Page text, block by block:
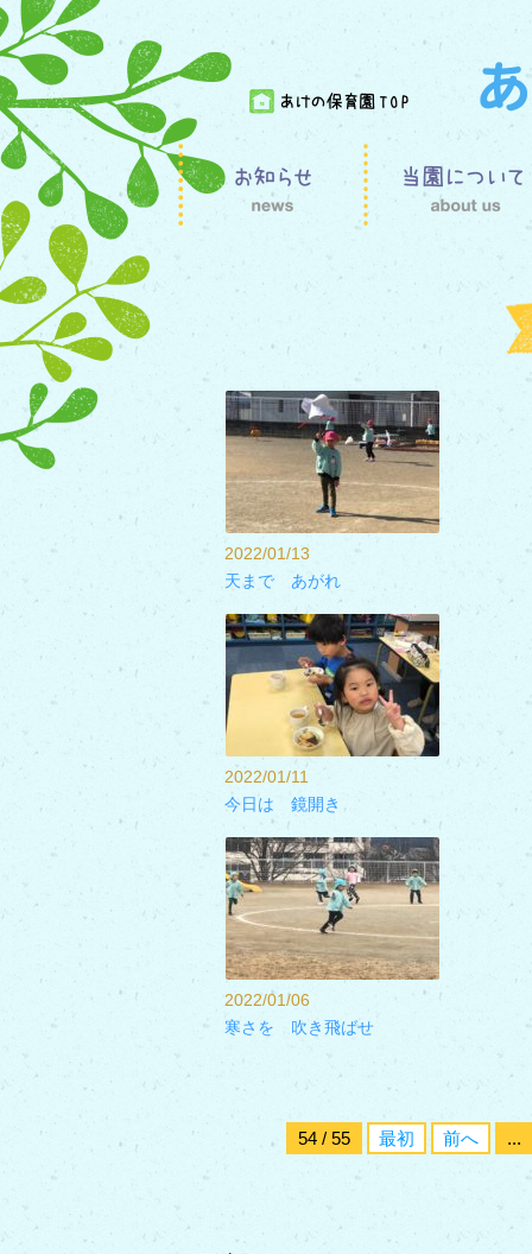
2022/01/13
天まで あがれ
2022/01/11
今日は 鏡開き
2022/01/06
寒さを 吹き飛ばせ
54 / 55 最初 前へ ...